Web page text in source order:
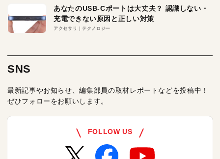
あなたのUSB-Cポートは大丈夫？ 認識しない・
充電できない原因と正しい対策
アクセサリ テクノロジー
SNS
最新記事やお知らせ、編集部員の取材レポートなどを投稿中！
ぜひフォローをお願いします。
FOLLOW US